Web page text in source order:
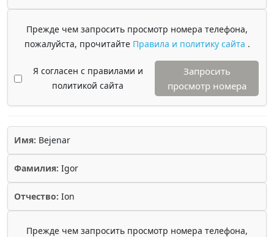
Прежде чем запросить просмотр номера телефона,
пожалуйста, прочитайте Правила и политику сайта .
Я согласен с правилами и
политикой сайта
Запросить
просмотр номера
Имя: Bejenar
Фамилия: Igor
Отчество: Ion
Прежде чем запросить просмотр номера телефона,